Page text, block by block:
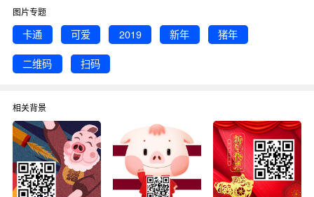
点击编辑吧！
图片专题
卡通 可爱 2019 新年 猪年
二维码 扫码
相关背景